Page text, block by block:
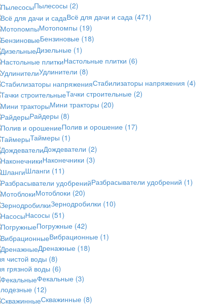
Пылесосы (2)
Всё для дачи и сада (471)
Мотопомпы (19)
Бензиновые (18)
Дизельные (1)
Настольные плитки (6)
Удлинители (8)
Стабилизаторы напряжения (4)
Тачки строительные (2)
Мини тракторы (20)
Райдеры (8)
Полив и орошение (17)
Таймеры (1)
Дождеватели (2)
Наконечники (3)
Шланги (11)
Разбрасыватели удобрений (1)
Мотоблоки (20)
Зернодробилки (10)
Насосы (51)
Погружные (42)
Вибрационные (1)
Дренажные (18)
чистой воды (8)
грязной воды (6)
Фекальные (3)
(12)
Скважинные (8)